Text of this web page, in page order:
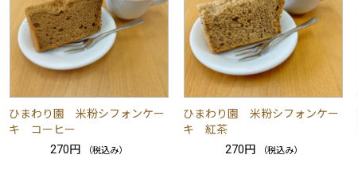
ひまわり園 米粉シフォンケー
キ コーヒー
270円
（税込み）
ひまわり園 米粉シフォンケー
キ 紅茶
270円
（税込み）